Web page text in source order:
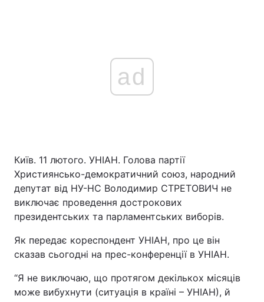
ad
Київ. 11 лютого. УНІАН. Голова партії
Християнсько-демократичний союз, народний
депутат від НУ-НС Володимир СТРЕТОВИЧ не
виключає проведення дострокових
президентських та парламентських виборів.
Як передає кореспондент УНІАН, про це він
сказав сьогодні на прес-конференції в УНІАН.
“Я не виключаю, що протягом декількох місяців
може вибухнути (ситуація в країні – УНІАН), й